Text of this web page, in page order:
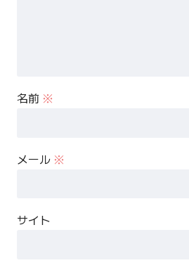
名前 ※
メール ※
サイト